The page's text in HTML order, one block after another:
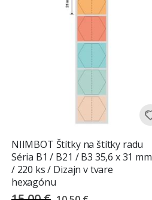
NIIMBOT Štítky na štítky radu
Séria B1 / B21 / B3 35,6 x 31 mm
/ 220 ks / Dizajn v tvare
hexagónu
Special